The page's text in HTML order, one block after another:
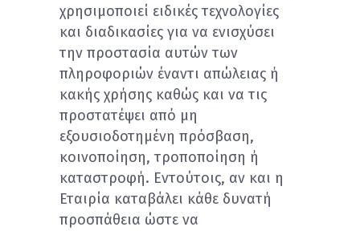
χρησιμοποιεί ειδικές τεχνολογίες
και διαδικασίες για να ενισχύσει
την προστασία αυτών των
πληροφοριών έναντι απώλειας ή
κακής χρήσης καθώς και να τις
προστατέψει από μη
εξουσιοδοτημένη πρόσβαση,
κοινοποίηση, τροποποίηση ή
καταστροφή. Εντούτοις, αν και η
Εταιρία καταβάλει κάθε δυνατή
προσπάθεια ώστε να